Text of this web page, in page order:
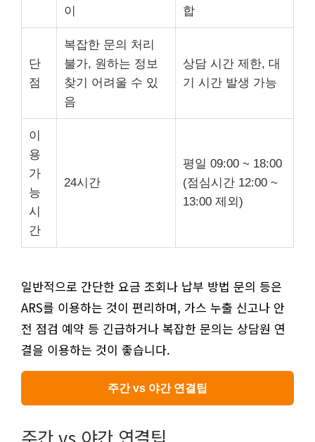
이 합
단
점
복잡한 문의 처리
불가, 원하는 정보
찾기 어려울 수 있
음
상담 시간 제한, 대
기 시간 발생 가능
이
용
가
능
시
간
24시간
평일 09:00 ~ 18:00
(점심시간 12:00 ~
13:00 제외)
일반적으로 간단한 요금 조회나 납부 방법 문의 등은
ARS를 이용하는 것이 편리하며, 가스 누출 신고나 안
전 점검 예약 등 긴급하거나 복잡한 문의는 상담원 연
결을 이용하는 것이 좋습니다.
주간 vs 야간 연결팁
주간 vs 야간 연결팁